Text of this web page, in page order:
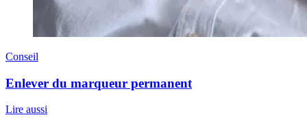
Conseil
Enlever du marqueur permanent
Lire aussi